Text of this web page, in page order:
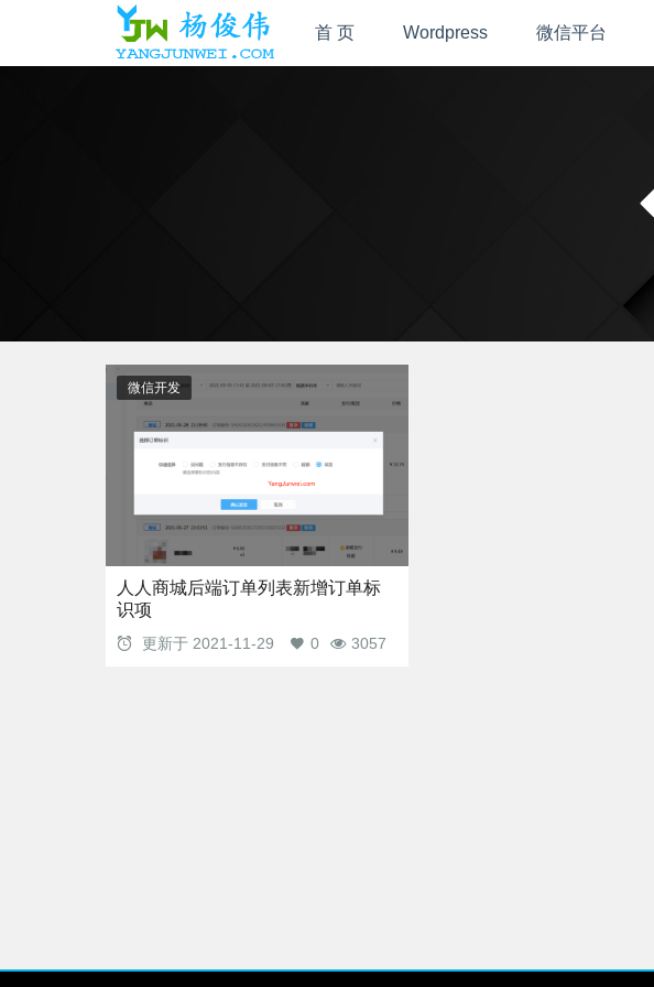
首 页 Wordpress 微信平台
微信开发
人人商城后端订单列表新增订单标
识项
更新于 2021-11-29 3057
0